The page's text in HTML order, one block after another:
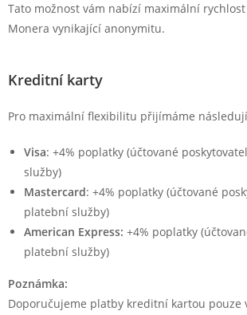
Tato možnost vám nabízí maximální
Monera vynikající anonymitu.
Kreditní karty
Pro maximální flexibilitu přijímáme
Visa: +4% poplatky (účtované
služby)
Mastercard: +4% poplatky (účtované
platební služby)
American Express: +4% poplatky
platební služby)
Poznámka:
Doporučujeme platby kreditní kartou pouze